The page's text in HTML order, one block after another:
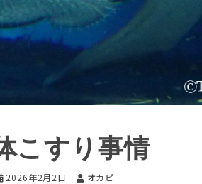
こすり事情
2026年2月2日 オカピ